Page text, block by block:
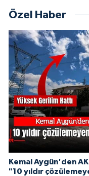
Özel Haber
Kemal Aygün'den
"10 yıldır